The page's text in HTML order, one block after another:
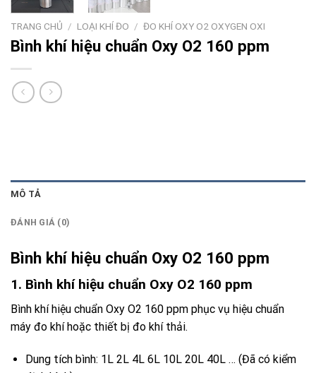
TRANG CHỦ / LOẠI KHÍ ĐO / ĐO KHÍ OXY O2 OXYGEN OXI
Bình khí hiệu chuẩn Oxy O2 160 ppm
MÔ TẢ
ĐÁNH GIÁ (0)
Bình khí hiệu chuẩn Oxy O2 160 ppm
1. Bình khí hiệu chuẩn Oxy O2 160 ppm
Bình khí hiệu chuẩn Oxy O2 160 ppm phục vụ hiệu chuẩn
máy đo khí hoặc thiết bị đo khí thải.
Dung tích bình: 1L 2L 4L 6L 10L 20L 40L … (Đã có kiểm